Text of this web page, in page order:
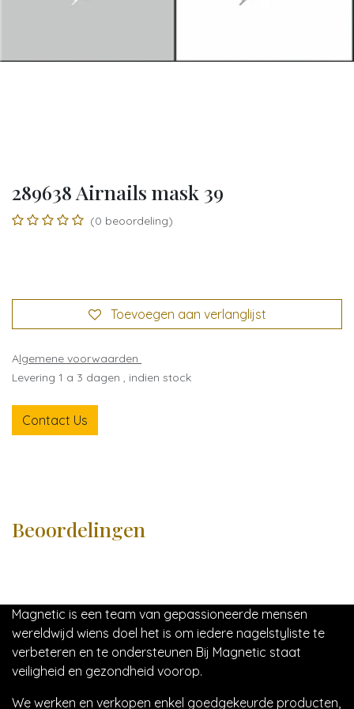
289638 Airnails mask 39
(0 beoordeling)
Toevoegen aan verlanglijst
Algemene voorwaarden
Levering 1 a 3 dagen , indien stock
Contact Us
Beoordelingen
Magnetic is een team van gepassioneerde mensen
wereldwijd wiens doel het is om iedere nagelstyliste te
verbeteren en te ondersteunen Bij Magnetic staat
veiligheid en gezondheid voorop.
We werken en verkopen enkel goedgekeurde producten,